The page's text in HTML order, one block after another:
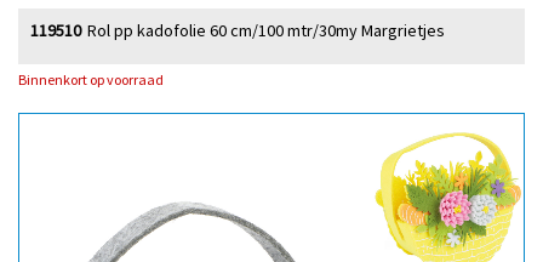
Rol pp kadofolie 60 cm/100 mtr/30my Margrietjes
119510
Binnenkort op voorraad